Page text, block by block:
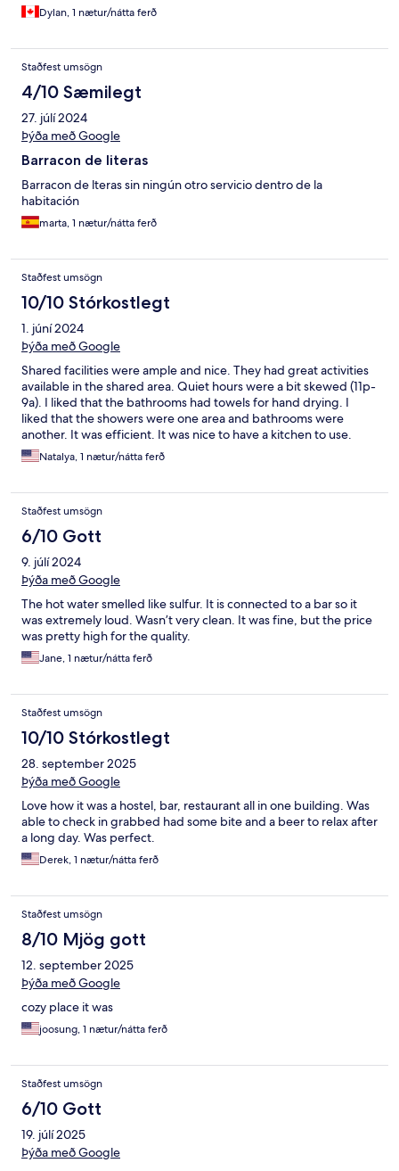
Dylan, 1 nætur/nátta ferð
Staðfest umsögn
4/10 Sæmilegt
27. júlí 2024
Þýða með Google
Barracon de literas
Barracon de lteras sin ningún otro servicio dentro de la
habitación
marta, 1 nætur/nátta ferð
Staðfest umsögn
10/10 Stórkostlegt
1. júní 2024
Þýða með Google
Shared facilities were ample and nice. They had great activities
available in the shared area. Quiet hours were a bit skewed (11p-
9a). I liked that the bathrooms had towels for hand drying. I
liked that the showers were one area and bathrooms were
another. It was efficient. It was nice to have a kitchen to use.
Staff was great. Everything was super clean. It was a fun, quirky
place. Restaurant looked cool but we didn't eat there.
Natalya, 1 nætur/nátta ferð
Staðfest umsögn
6/10 Gott
9. júlí 2024
Þýða með Google
The hot water smelled like sulfur. It is connected to a bar so it
was extremely loud. Wasn’t very clean. It was fine, but the price
was pretty high for the quality.
Jane, 1 nætur/nátta ferð
Staðfest umsögn
10/10 Stórkostlegt
28. september 2025
Þýða með Google
Love how it was a hostel, bar, restaurant all in one building. Was
able to check in grabbed had some bite and a beer to relax after
a long day. Was perfect.
Derek, 1 nætur/nátta ferð
Staðfest umsögn
8/10 Mjög gott
12. september 2025
Þýða með Google
cozy place it was
joosung, 1 nætur/nátta ferð
Staðfest umsögn
6/10 Gott
19. júlí 2025
Þýða með Google